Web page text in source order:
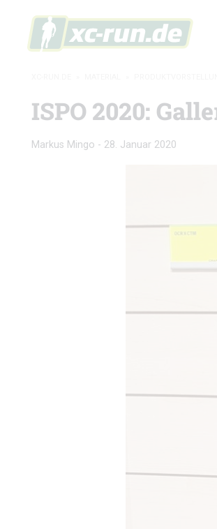
ISPO 2020:
Markus Mingo - 28. Januar 2020